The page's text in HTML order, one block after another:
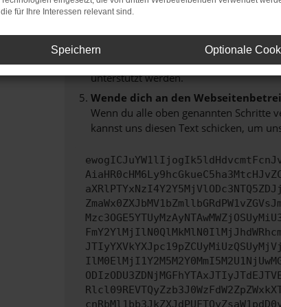
Starte dein Gerät neu.
Stelle sicher, dass dein Browser
Veraltete Software birgt nicht nur ein
unterstützt werden.
Wende dich an den
Wenn du alle oben genannten Schritte
kannst uns diesen Text schicken, um
die für Ihre Interessen relevant sind.
Speichern Optionale